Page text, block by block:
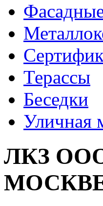
Терассы
Беседки
Уличная
ЛКЗ